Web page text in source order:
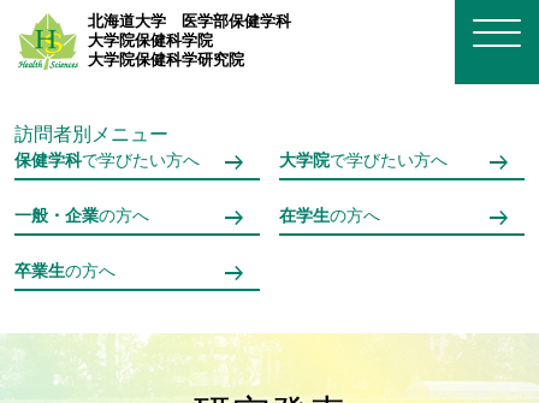
メインコンテンツへスキップ
北海道大学
医学部保健学科
大学院保健科学院
大学院保健科学研究院
訪問者別メニュー
保健学科で学びたい方へ 大学院で学びたい方へ
一般・企業の方へ 在学生の方へ
卒業生の方へ